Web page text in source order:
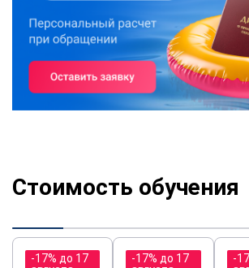
Стоимость обучения
-17% до 17
-17% до 17
-